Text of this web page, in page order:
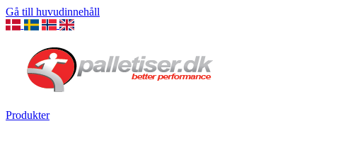
Gå till huvudinnehåll
Produkter